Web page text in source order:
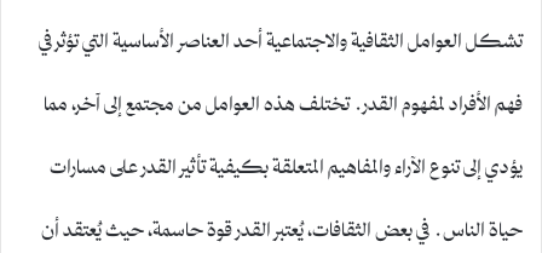
تشكل العوامل الثقافية والاجتماعية أحد العناصر الأساسية التي تؤثر في
فهم الأفراد لمفهوم القدر. تختلف هذه العوامل من مجتمع إلى آخر، مما
يؤدي إلى تنوع الآراء والمفاهيم المتعلقة بكيفية تأثير القدر على مسارات
حياة الناس. في بعض الثقافات، يُعتبر القدر قوة حاسمة، حيث يُعتقد أن